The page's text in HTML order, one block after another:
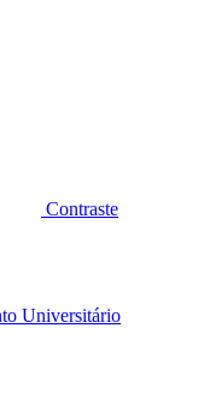
Contraste
Universitário